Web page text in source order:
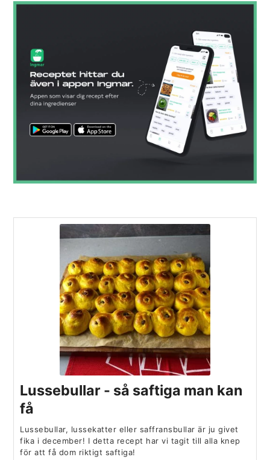
Lussebullar - så saftiga man kan
få
Lussebullar, lussekatter eller saffransbullar är ju givet
fika i december! I detta recept har vi tagit till alla knep
för att få dom riktigt saftiga!